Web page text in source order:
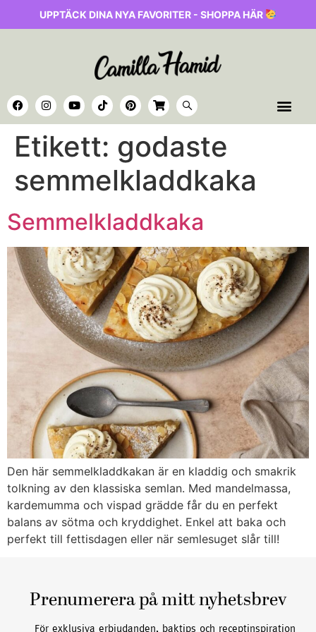
UPPTÄCK DINA NYA FAVORITER - SHOPPA HÄR
Etikett: godaste
semmelkladdkaka
Semmelkladdkaka
Den här semmelkladdkakan är en kladdig och smakrik
tolkning av den klassiska semlan. Med mandelmassa,
kardemumma och vispad grädde får du en perfekt
balans av sötma och kryddighet. Enkel att baka och
perfekt till fettisdagen eller när semlesuget slår till!
Prenumerera på mitt nyhetsbrev
För exklusiva erbjudanden, baktips och receptinspiration